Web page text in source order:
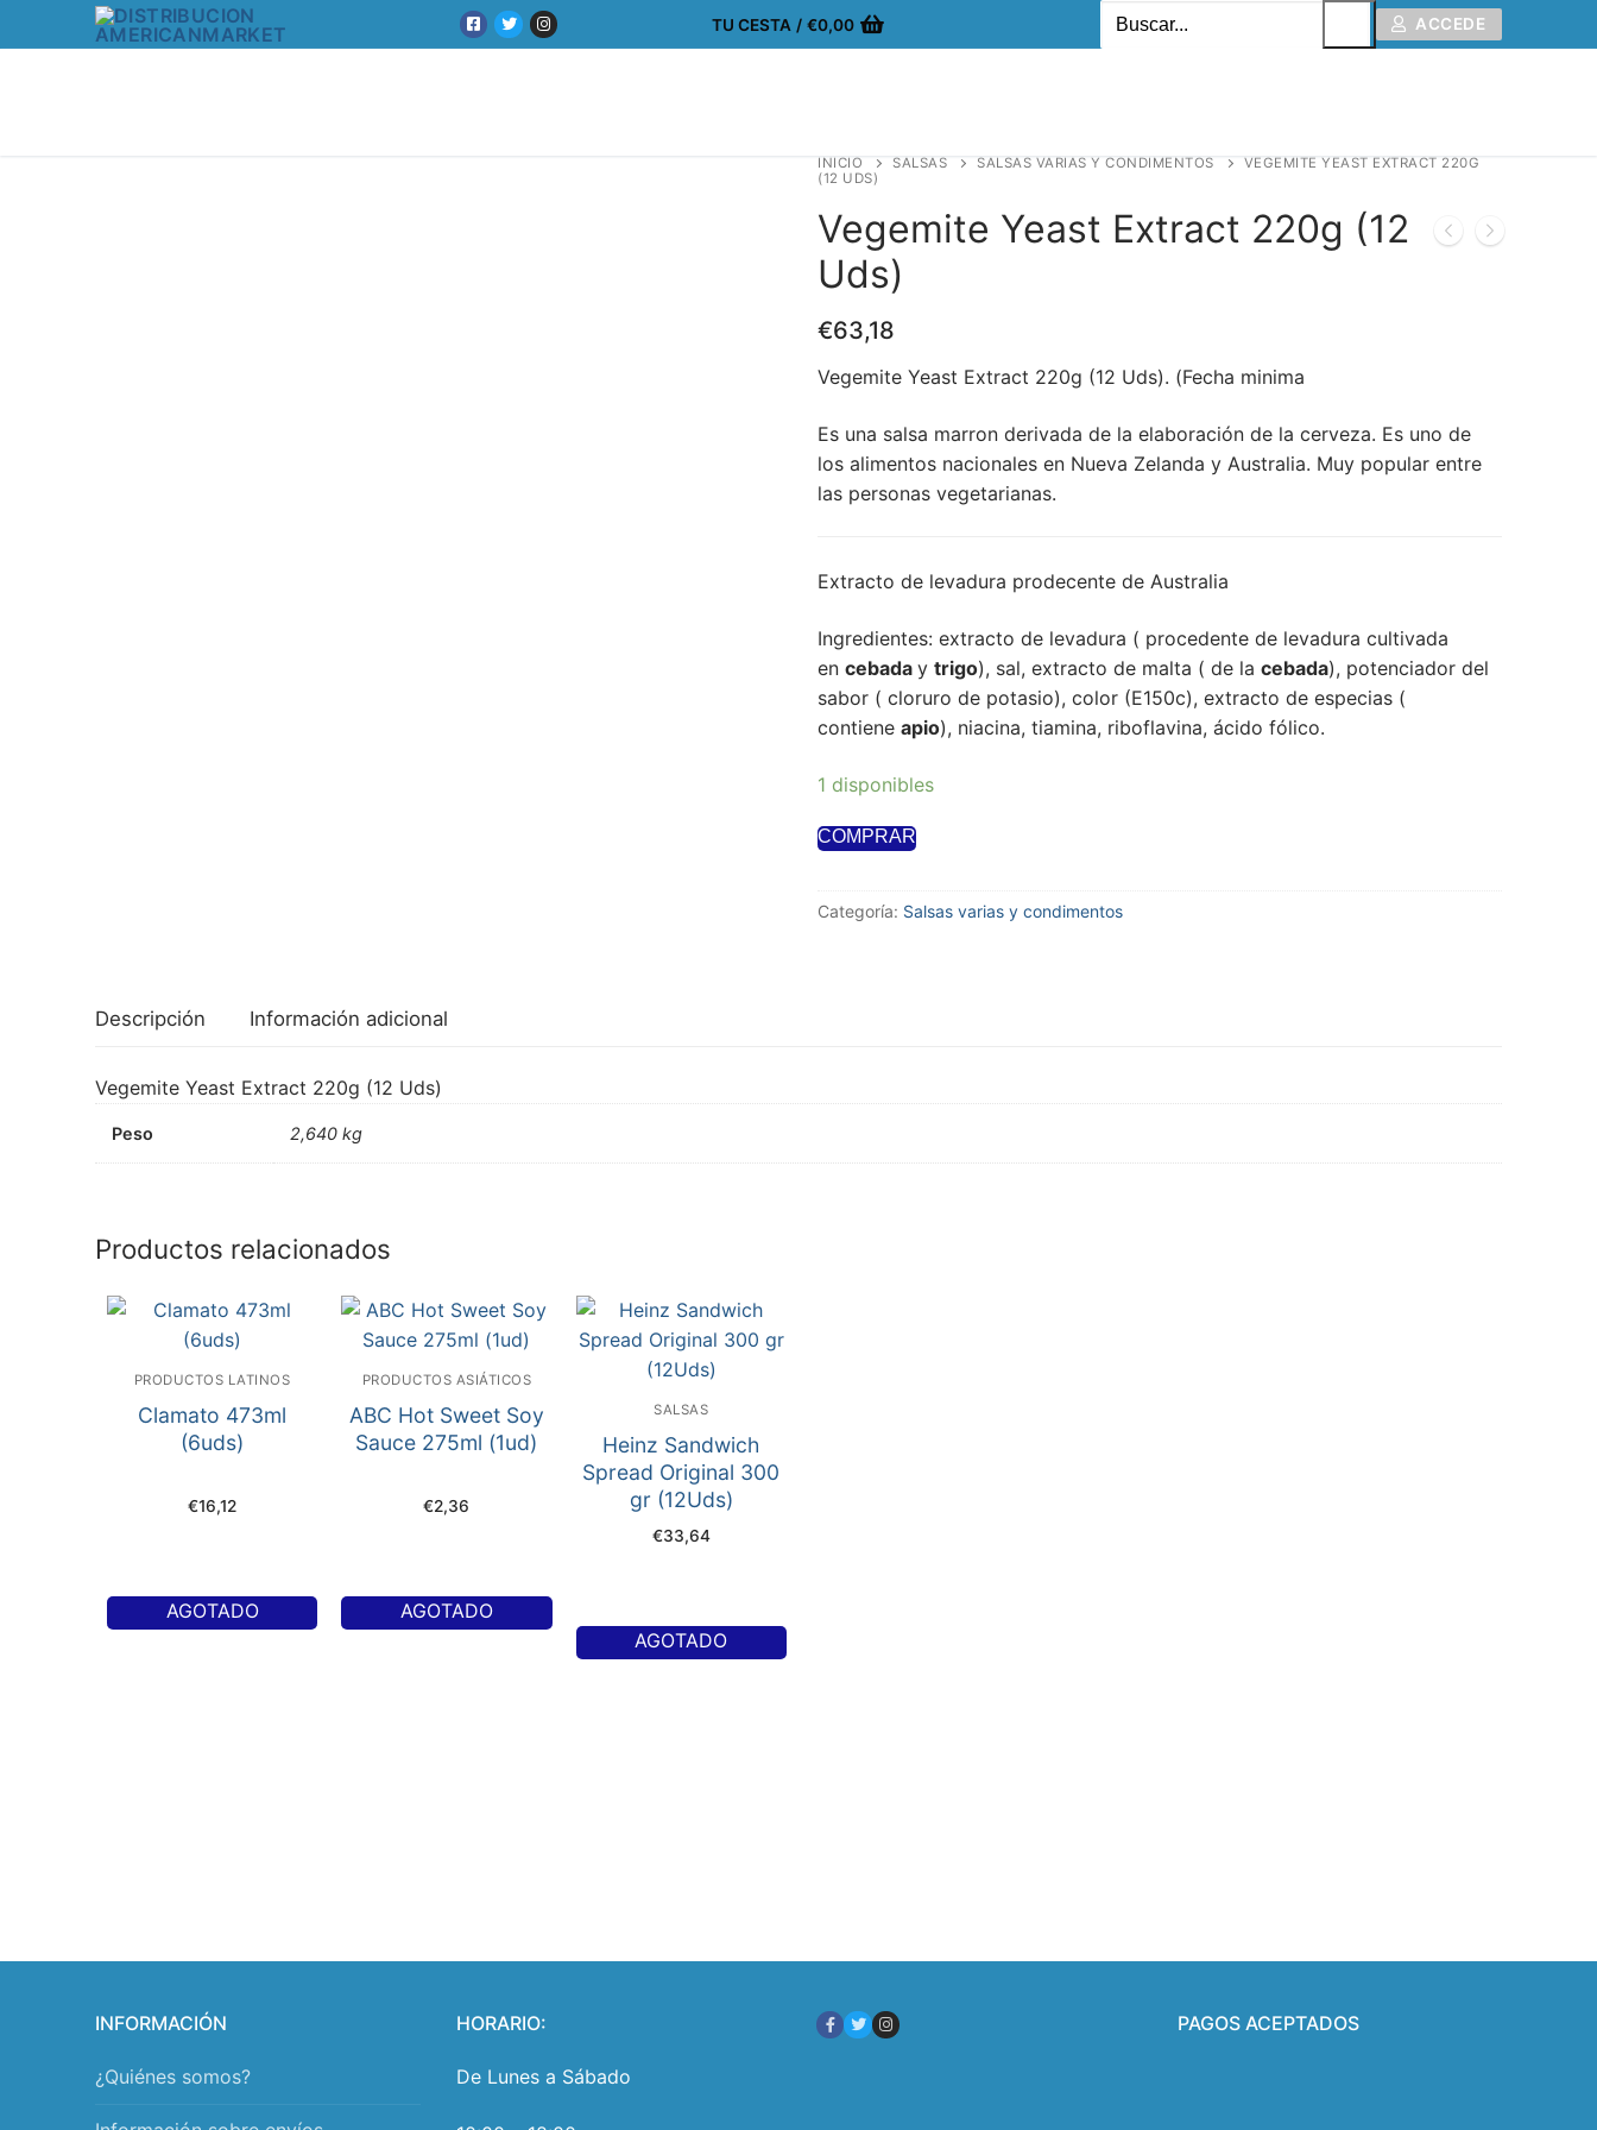
TU CESTA / €0,00 ACCEDE
INICIO SALSAS SALSAS VARIAS Y CONDIMENTOS
VEGEMITE YEAST EXTRACT 220G
(12 UDS)
Vegemite Yeast Extract 220g (12
Uds)
€63,18
Vegemite Yeast Extract 220g (12 Uds). (Fecha minima
Es una salsa marron derivada de la elaboración de la cerveza. Es uno de
los alimentos nacionales en Nueva Zelanda y Australia. Muy popular entre
las personas vegetarianas.
Extracto de levadura prodecente de Australia
Ingredientes: extracto de levadura ( procedente de levadura cultivada
en cebada y trigo), sal, extracto de malta ( de la cebada), potenciador del
sabor ( cloruro de potasio), color (E150c), extracto de especias (
contiene apio), niacina, tiamina, riboflavina, ácido fólico.
1 disponibles
COMPRAR
Categoría: Salsas varias y condimentos
Descripción Información adicional
Vegemite Yeast Extract 220g (12 Uds)
Peso 2,640 kg
Productos relacionados
PRODUCTOS LATINOS
Clamato 473ml
(6uds)
€16,12
AGOTADO
PRODUCTOS ASIÁTICOS
ABC Hot Sweet Soy
Sauce 275ml (1ud)
€2,36
AGOTADO
SALSAS
Heinz Sandwich
Spread Original 300
gr (12Uds)
€33,64
AGOTADO
INFORMACIÓN
¿Quiénes somos?
HORARIO:
De Lunes a Sábado
PAGOS ACEPTADOS